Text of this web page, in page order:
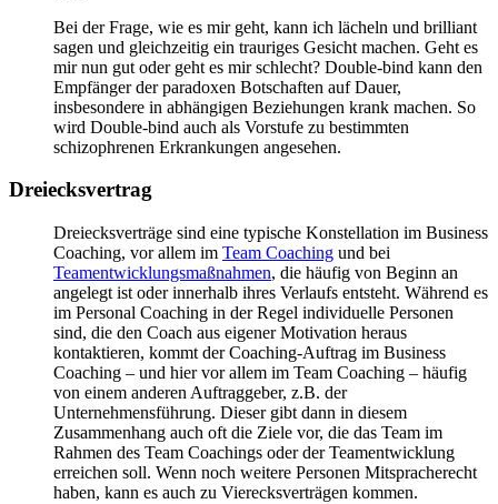
Bei der Frage, wie es mir geht, kann ich lächeln und brilliant
sagen und gleichzeitig ein trauriges Gesicht machen. Geht es
mir nun gut oder geht es mir schlecht? Double-bind kann den
Empfänger der paradoxen Botschaften auf Dauer,
insbesondere in abhängigen Beziehungen krank machen. So
wird Double-bind auch als Vorstufe zu bestimmten
schizophrenen Erkrankungen angesehen.
Dreiecksvertrag
Dreiecksverträge sind eine typische Konstellation im Business
Coaching, vor allem im Team Coaching und bei
Teamentwicklungsmaßnahmen, die häufig von Beginn an
angelegt ist oder innerhalb ihres Verlaufs entsteht. Während es
im Personal Coaching in der Regel individuelle Personen
sind, die den Coach aus eigener Motivation heraus
kontaktieren, kommt der Coaching-Auftrag im Business
Coaching – und hier vor allem im Team Coaching – häufig
von einem anderen Auftraggeber, z.B. der
Unternehmensführung. Dieser gibt dann in diesem
Zusammenhang auch oft die Ziele vor, die das Team im
Rahmen des Team Coachings oder der Teamentwicklung
erreichen soll. Wenn noch weitere Personen Mitspracherecht
haben, kann es auch zu Vierecksverträgen kommen.